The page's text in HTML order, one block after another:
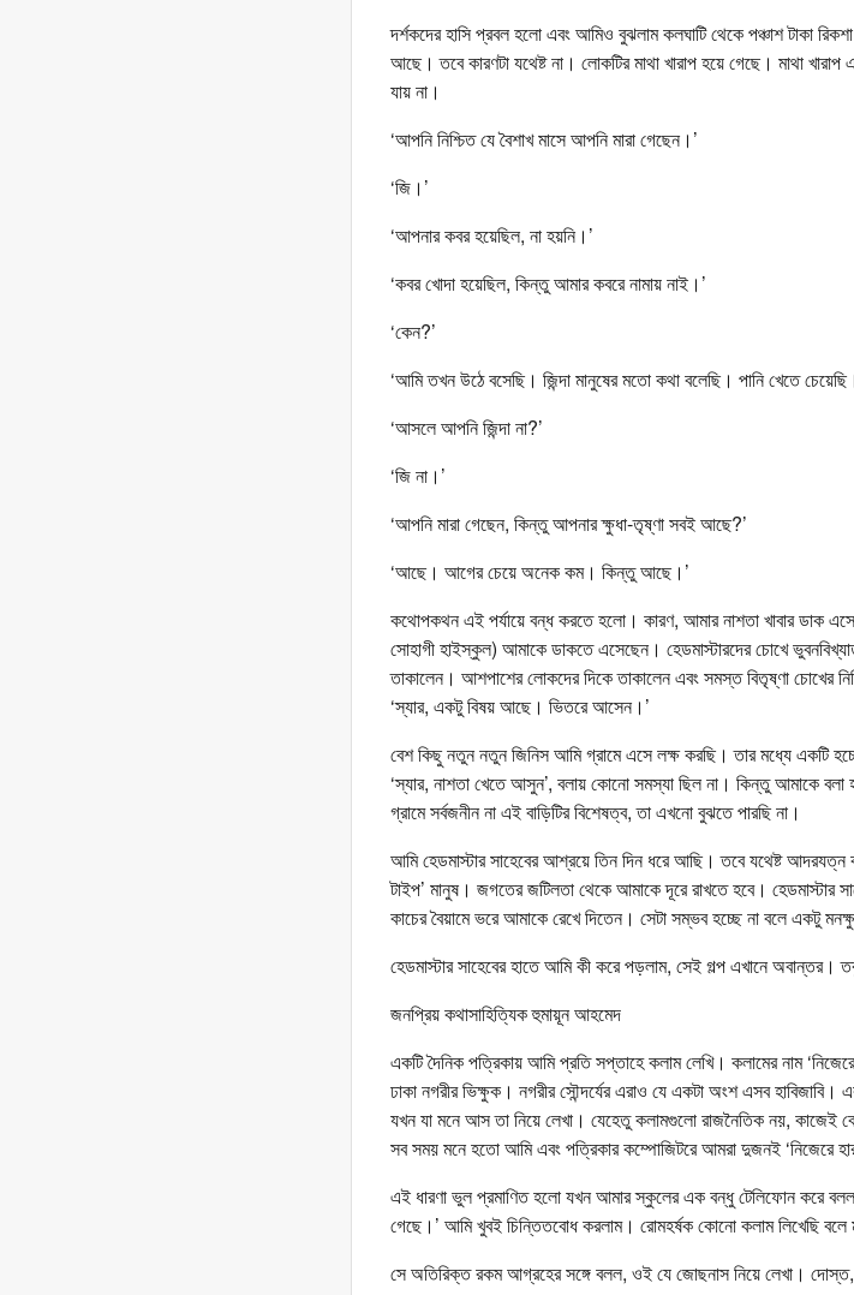
দর্শকদের হাসি প্রবল হলো এবং আমিও বুঝলাম কলঘাটি থেকে পঞ্চাশ টাকা
আছে। তবে কারণটা যথেষ্ট না। লোকটির মাথা খারাপ হয়ে গেছে। মাথা
যায় না।
‘আপনি নিশ্চিত যে বৈশাখ মাসে আপনি মারা গেছেন।’
‘জি।’
‘আপনার কবর হয়েছিল, না হয়নি।’
‘কবর খোদা হয়েছিল, কিন্তু আমার কবরে নামায় নাই।’
‘কেন?’
‘আমি তখন উঠে বসেছি। জিন্দা মানুষের মতো কথা বলেছি। পানি খেতে
‘আসলে আপনি জিন্দা না?’
‘জি না।’
‘আপনি মারা গেছেন, কিন্তু আপনার ক্ষুধা-তৃষ্ণা সবই আছে?’
‘আছে। আগের চেয়ে অনেক কম। কিন্তু আছে।’
কথোপকথন এই পর্যায়ে বন্ধ করতে হলো। কারণ, আমার নাশতা খাবার ডাক
সোহাগী হাইস্কুল) আমাকে ডাকতে এসেছেন। হেডমাস্টারদের চোখে
তাকালেন। আশপাশের লোকদের দিকে তাকালেন এবং সমস্ত বিতৃষ্ণা চোখের
‘স্যার, একটু বিষয় আছে। ভিতরে আসেন।’
বেশ কিছু নতুন নতুন জিনিস আমি গ্রামে এসে লক্ষ করছি। তার মধ্যে একটি
‘স্যার, নাশতা খেতে আসুন’, বলায় কোনো সমস্যা ছিল না। কিন্তু আমাকে বলা
গ্রামে সর্বজনীন না এই বাড়িটির বিশেষত্ব, তা এখনো বুঝতে পারছি না।
আমি হেডমাস্টার সাহেবের আশ্রয়ে তিন দিন ধরে আছি। তবে যথেষ্ট আদরযত্ন
টাইপ’ মানুষ। জগতের জটিলতা থেকে আমাকে দূরে রাখতে হবে। হেডমাস্টার
কাচের বৈয়ামে ভরে আমাকে রেখে দিতেন। সেটা সম্ভব হচ্ছে না বলে একটু
হেডমাস্টার সাহেবের হাতে আমি কী করে পড়লাম, সেই গল্প এখানে অবান্তর।
জনপ্রিয় কথাসাহিত্যিক হুমায়ূন আহমেদ
একটি দৈনিক পত্রিকায় আমি প্রতি সপ্তাহে কলাম লেখি। কলামের নাম
ঢাকা নগরীর ভিক্ষুক। নগরীর সৌন্দর্যের এরাও যে একটা অংশ এসব হাবিজাবি।
যখন যা মনে আস তা নিয়ে লেখা। যেহেতু কলামগুলো রাজনৈতিক নয়, কাজেই
সব সময় মনে হতো আমি এবং পত্রিকার কম্পোজিটরে আমরা দুজনই ‘নিজেরে
এই ধারণা ভুল প্রমাণিত হলো যখন আমার স্কুলের এক বন্ধু টেলিফোন করে
গেছে।’ আমি খুবই চিন্তিতবোধ করলাম। রোমহর্ষক কোনো কলাম লিখেছি
সে অতিরিক্ত রকম আগ্রহের সঙ্গে বলল, ওই যে জোছনাস নিয়ে লেখা।